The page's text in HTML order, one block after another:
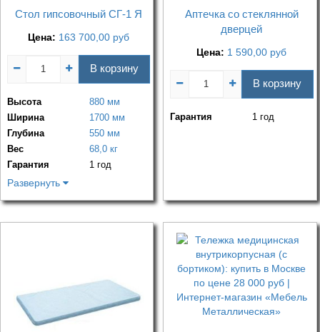
Стол гипсовочный СГ-1 Я
Цена: 163 700,00 руб
В корзину
Высота
880 мм
Ширина
1700 мм
Глубина
550 мм
Вес
68,0 кг
Гарантия
1 год
Развернуть
Аптечка со стеклянной
дверцей
Цена: 1 590,00 руб
В корзину
Гарантия 1 год